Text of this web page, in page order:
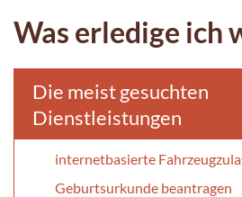
Was erledige ich
Die meist gesuchten
Dienstleistungen
internetbasierte
Geburtsurkunde beantragen